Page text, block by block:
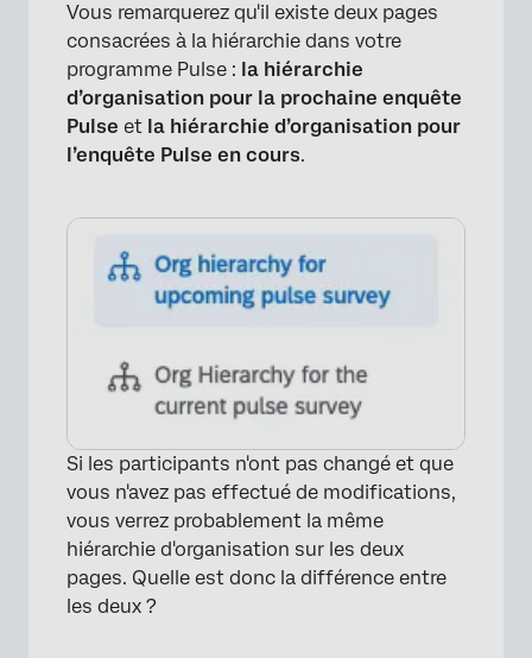
Vous remarquerez qu'il existe deux pages
consacrées à la hiérarchie dans votre
programme Pulse : la hiérarchie
d’organisation pour la prochaine enquête
Pulse et la hiérarchie d’organisation pour
l’enquête Pulse en cours.
Si les participants n'ont pas changé et que
vous n'avez pas effectué de modifications,
vous verrez probablement la même
hiérarchie d'organisation sur les deux
pages. Quelle est donc la différence entre
les deux ?